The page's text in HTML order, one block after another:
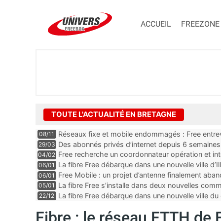
ACCUEIL FREEZONE
TOUTE L'ACTUALITÉ EN BRETAGNE
08/11 Réseaux fixe et mobile endommagés : Free
29/03 Des abonnés privés d’internet depuis 6
plus”
04/02 Free recherche un coordonnateur opération et
département du Finistère
06/01 La fibre Free débarque dans une nouvelle ville
06/01 Free Mobile : un projet d’antenne finalement
05/01 La fibre Free s’installe dans deux nouvelles
22/12 La fibre Free débarque dans une nouvelle ville